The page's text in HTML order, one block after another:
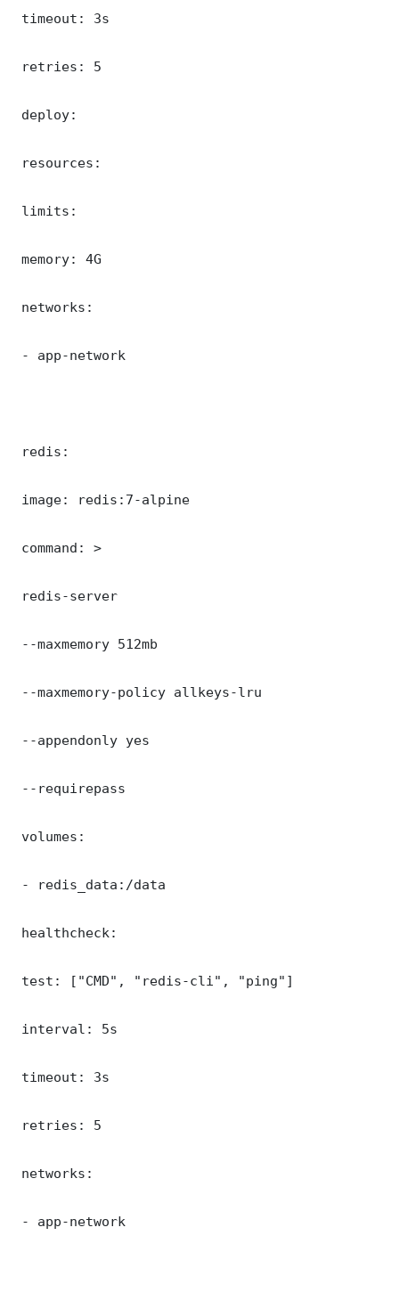
timeout: 3s
retries: 5
deploy:
resources:
limits:
memory: 4G
networks:
- app-network
redis:
image: redis:7-alpine
command: >
redis-server
--maxmemory 512mb
--maxmemory-policy allkeys-lru
--appendonly yes
--requirepass
volumes:
- redis_data:/data
healthcheck:
test: ["CMD", "redis-cli", "ping"]
interval: 5s
timeout: 3s
retries: 5
networks:
- app-network